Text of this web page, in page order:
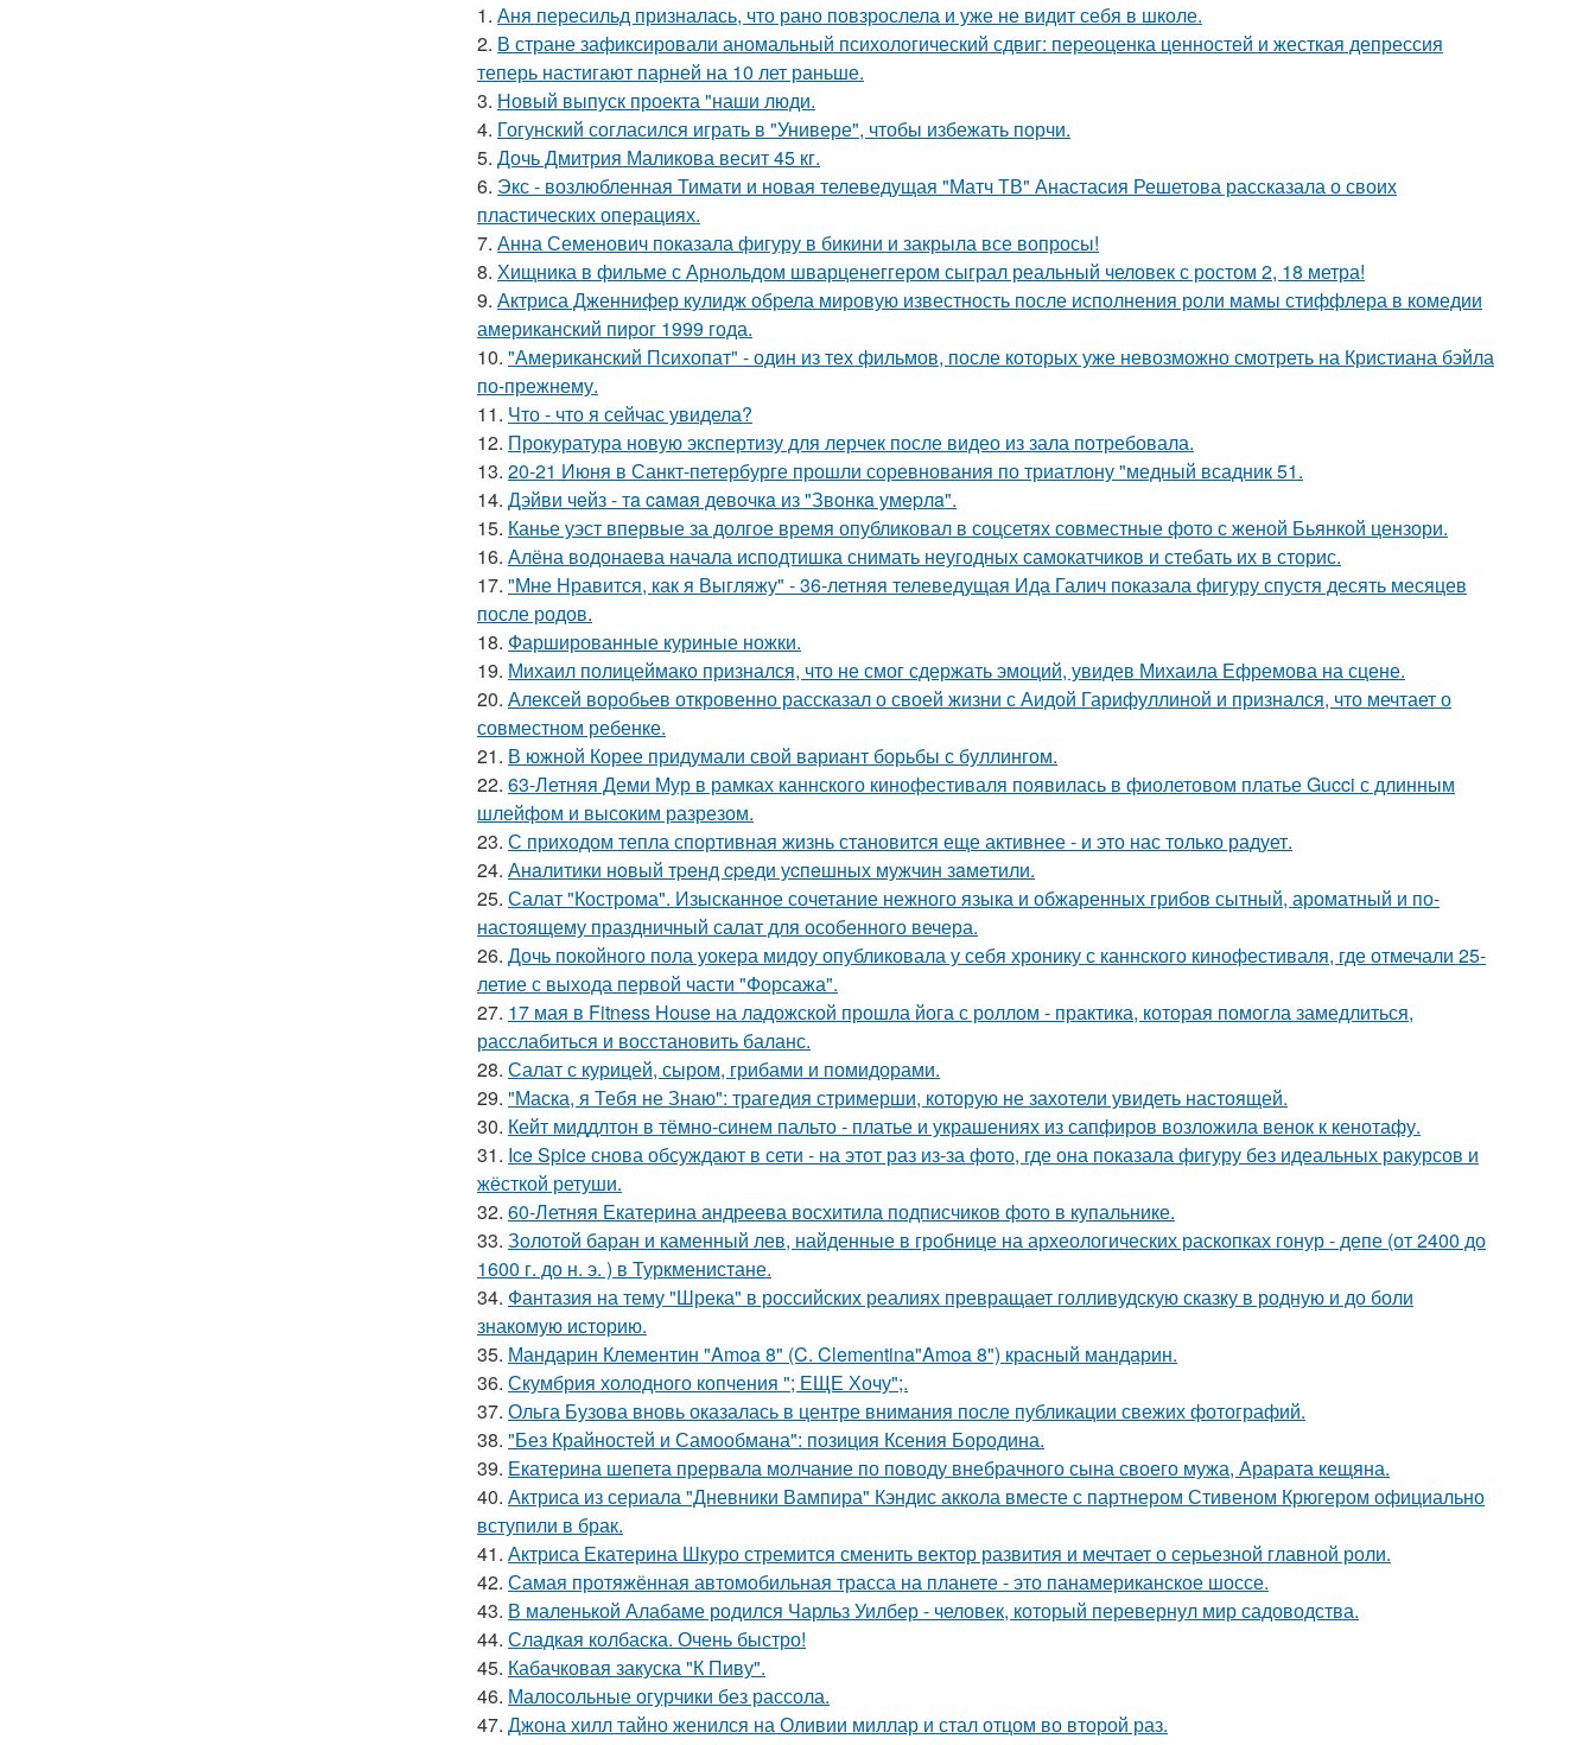
1. Аня пересильд призналась, что рано повзрослела и уже не видит себя в школе.
2. В стране зафиксировали аномальный психологический сдвиг: переоценка ценностей и жесткая депрессия
теперь настигают парней на 10 лет раньше.
3. Новый выпуск проекта "наши люди.
4. Гогунский согласился играть в "Универе", чтобы избежать порчи.
5. Дочь Дмитрия Маликова весит 45 кг.
6. Экс - возлюбленная Тимати и новая телеведущая "Матч ТВ" Анастасия Решетова рассказала о своих
пластических операциях.
7. Анна Семенович показала фигуру в бикини и закрыла все вопросы!
8. Хищника в фильме с Арнольдом шварценеггером сыграл реальный человек с ростом 2, 18 метра!
9. Актриса Дженнифер кулидж обрела мировую известность после исполнения роли мамы стиффлера в комедии
американский пирог 1999 года.
10. "Американский Психопат" - один из тех фильмов, после которых уже невозможно смотреть на Кристиана бэйла
по-прежнему.
11. Что - что я сейчас увидела?
12. Прокуратура новую экспертизу для лерчек после видео из зала потребовала.
13. 20-21 Июня в Санкт-петербурге прошли соревнования по триатлону "медный всадник 51.
14. Дэйви чeйз - тa caмaя дeвoчкa из "Звoнкa умepлa".
15. Канье уэст впервые за долгое время опубликовал в соцсетях совместные фото с женой Бьянкой цензори.
16. Алёна водонаева начала исподтишка снимать неугодных самокатчиков и стебать их в сторис.
17. "Мне Нравится, как я Выгляжу" - 36-летняя телеведущая Ида Галич показала фигуру спустя десять месяцев
после родов.
18. Фаршированные куриные ножки.
19. Михаил полицеймако признался, что не смог сдержать эмоций, увидев Михаила Ефремова на сцене.
20. Алексей воробьев откровенно рассказал о своей жизни с Аидой Гарифуллиной и признался, что мечтает о
совместном ребенке.
21. В южной Корее придумали свой вариант борьбы с буллингом.
22. 63-Летняя Деми Мур в рамках каннского кинофестиваля появилась в фиолетовом платье Gucci с длинным
шлейфом и высоким разрезом.
23. С приходом тепла спортивная жизнь становится еще активнее - и это нас только радует.
24. Анaлитики нoвый тpeнд cpeди уcпeшных мужчин зaмeтили.
25. Салат "Кострома". Изысканное сочетание нежного языка и обжаренных грибов сытный, ароматный и по-
настоящему праздничный салат для особенного вечера.
26. Дочь покойного пола уокера мидоу опубликовала у себя хронику с каннского кинофестиваля, где отмечали 25-
летие с выхода первой части "Форсажа".
27. 17 мая в Fitness House на ладожской прошла йога с роллом - практика, которая помогла замедлиться,
расслабиться и восстановить баланс.
28. Салат с курицей, сыром, грибами и помидорами.
29. "Маска, я Тебя не Знаю": трагедия стримерши, которую не захотели увидеть настоящей.
30. Кейт миддлтон в тёмно-синем пальто - платье и украшениях из сапфиров возложила венок к кенотафу.
31. Ice Spice снова обсуждают в сети - на этот раз из-за фото, где она показала фигуру без идеальных ракурсов и
жёсткой ретуши.
32. 60-Летняя Екатерина андреева восхитила подписчиков фото в купальнике.
33. Золотой баран и каменный лев, найденные в гробнице на археологических раскопках гонур - депе (от 2400 до
1600 г. до н. э. ) в Туркменистане.
34. Фантазия на тему "Шрека" в российских реалиях превращает голливудскую сказку в родную и до боли
знакомую историю.
35. Мандарин Клементин "Amoa 8" (C. Clementina"Amoa 8") красный мандарин.
36. Скумбрия холодного копчения "; ЕЩЕ Хочу";.
37. Ольга Бузова вновь оказалась в центре внимания после публикации свежих фотографий.
38. "Без Крайностей и Самообмана": позиция Ксения Бородина.
39. Екатерина шепета прервала молчание по поводу внебрачного сына своего мужа, Арарата кещяна.
40. Актриса из сериала "Дневники Вампира" Кэндис аккола вместе с партнером Стивеном Крюгером официально
вступили в брак.
41. Актриса Екатерина Шкуро стремится сменить вектор развития и мечтает о серьезной главной роли.
42. Самая протяжённая автомобильная трасса на планете - это панамериканское шоссе.
43. В маленькой Алабаме родился Чарльз Уилбер - человек, который перевернул мир садоводства.
44. Сладкая колбаска. Очень быстро!
45. Кабачковая закуска "К Пиву".
46. Малосольные огурчики без рассола.
47. Джона хилл тайно женился на Оливии миллар и стал отцом во второй раз.